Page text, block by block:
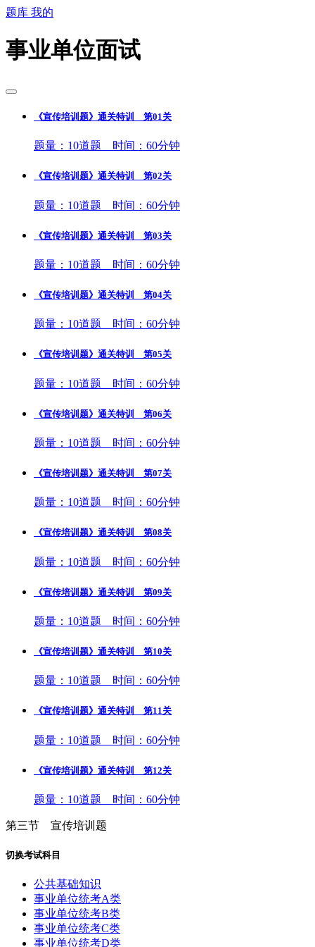
题库 我的
事业单位面试
《宣传培训题》通关特训 第01关
题量：10道题 时间：60分钟
《宣传培训题》通关特训 第02关
题量：10道题 时间：60分钟
《宣传培训题》通关特训 第03关
题量：10道题 时间：60分钟
《宣传培训题》通关特训 第04关
题量：10道题 时间：60分钟
《宣传培训题》通关特训 第05关
题量：10道题 时间：60分钟
《宣传培训题》通关特训 第06关
题量：10道题 时间：60分钟
《宣传培训题》通关特训 第07关
题量：10道题 时间：60分钟
《宣传培训题》通关特训 第08关
题量：10道题 时间：60分钟
《宣传培训题》通关特训 第09关
题量：10道题 时间：60分钟
《宣传培训题》通关特训 第10关
题量：10道题 时间：60分钟
《宣传培训题》通关特训 第11关
题量：10道题 时间：60分钟
《宣传培训题》通关特训 第12关
题量：10道题 时间：60分钟
第三节 宣传培训题
切换考试科目
公共基础知识
事业单位统考A类
事业单位统考B类
事业单位统考C类
事业单位统考D类